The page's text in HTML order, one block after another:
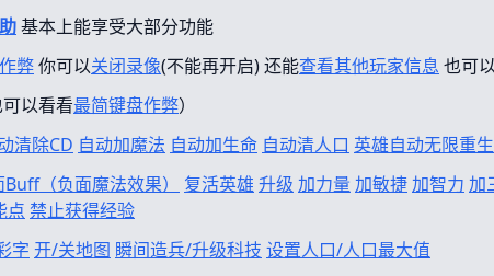
基本上能享受大部分功能
弊你可以关闭录像(不能再开启) 还能查看其他玩家信息 也可以
可以看看最简键盘作弊）
清除CD 自动加魔法 自动加生命 自动清人口 英雄自动无限重生
（负面魔法效果） 复活英雄 升级 加力量 加敏捷加智力 加
点 禁止获得经验
字 开/关地图 瞬间造兵/升级科技 设置人口/人口最大值